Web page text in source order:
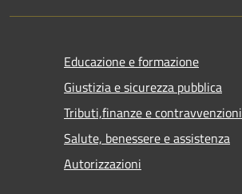
Educazione e formazione
Giustizia e sicurezza pubblica
Tributi,finanze e contravvenzioni
Salute, benessere e assistenza
Autorizzazioni